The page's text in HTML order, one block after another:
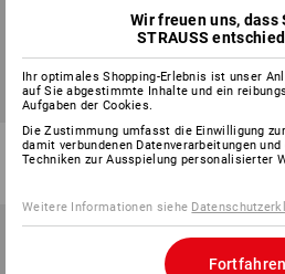
jetzt konfigurieren
Wir freuen uns, dass
STRAUSS
Ihr optimales Shopping-Erlebnis ist unser
auf Sie abgestimmte Inhalte und ein
Aufgaben der Cookies.
Die Zustimmung umfasst die Einwilligung
damit verbundenen Datenverarbeitungen
Techniken zur Ausspielung personalisierter
Weitere Informationen siehe
Fortfahren